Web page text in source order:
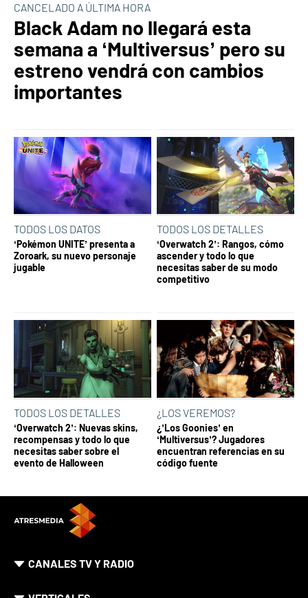
CANCELADO A ÚLTIMA HORA
Black Adam no llegará esta
semana a ‘Multiversus’ pero su
estreno vendrá con cambios
importantes
TODOS LOS DATOS
‘Pokémon UNITE’ presenta a
Zoroark, su nuevo personaje
jugable
TODOS LOS DETALLES
‘Overwatch 2’: Rangos, cómo
ascender y todo lo que
necesitas saber de su modo
competitivo
TODOS LOS DETALLES
‘Overwatch 2’: Nuevas skins,
recompensas y todo lo que
necesitas saber sobre el
evento de Halloween
¿LOS VEREMOS?
¿’Los Goonies’ en
‘Multiversus’? Jugadores
encuentran referencias en su
código fuente
CANALES TV Y RADIO